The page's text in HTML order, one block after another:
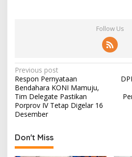
Follow Us
P
o
s
t
a
Previous post
Respon Pernyataan
Bendahara KONI Mamuju,
Tim Delegate Pastikan
Porprov IV Tetap Digelar 16
Desember
Don't Miss